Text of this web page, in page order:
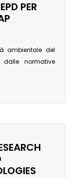
PER
ambientale del
normative